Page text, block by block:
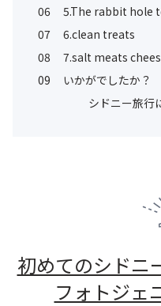
06
5.The rabbit hole
07
6.clean treats
08
7.salt meats
09
いかがでしたか？
シドニー旅行
初めてのシドニ
フォトジェ